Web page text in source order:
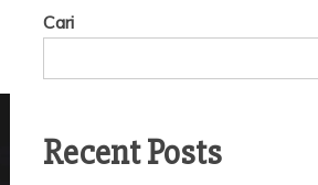
Cari
Recent Posts